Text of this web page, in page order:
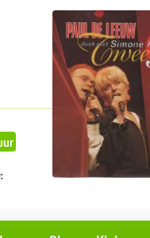
: